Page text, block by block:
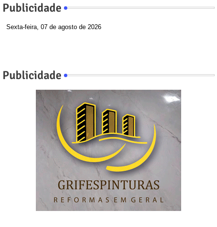
Publicidade
Sexta-feira, 07 de agosto de 2026
Publicidade